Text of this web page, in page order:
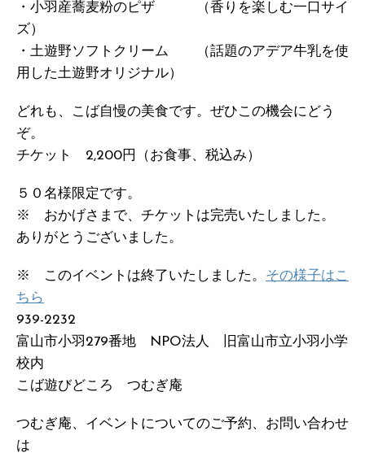
・小羽産蕎麦粉のピザ （香りを楽しむ一口サイ
ズ）
・土遊野ソフトクリーム （話題のアデア牛乳を使
用した土遊野オリジナル）
どれも、こば自慢の美食です。ぜひこの機会にどう
ぞ。
チケット 2,200円（お食事、税込み）
５０名様限定です。
※ おかげさまで、チケットは完売いたしました。
ありがとうございました。
※ このイベントは終了いたしました。 その様子はこ
ちら
939-2232
富山市小羽279番地 NPO法人 旧富山市立小羽小学
校内
こば遊びどころ つむぎ庵
つむぎ庵、イベントについてのご予約、お問い合わせ
は